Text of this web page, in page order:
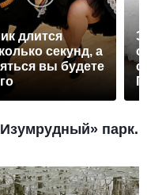
длится
секунд, а
вы будете
парк.